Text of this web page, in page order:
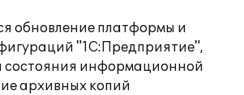
обновление платформы и
"1С:Предприятие",
состояния информационной
архивных копий